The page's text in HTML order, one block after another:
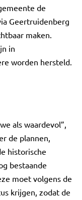
de
Geertruidenberg
maken.
in
worden hersteld.
als waardevol”,
de plannen,
historische
bestaande
moet volgens de
krijgen, zodat de